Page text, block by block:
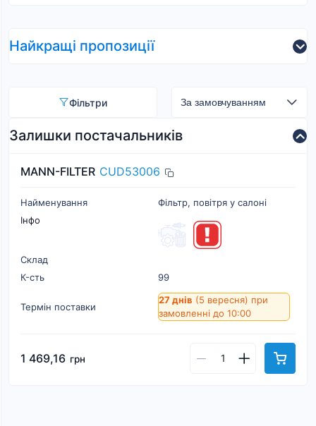
Найкращі пропозиції
Фільтри
Залишки постачальників
MANN-FILTER CUD53006
Найменування
Фільтр, повітря у салоні
Інфо
Склад
К-cть
99
Термін поставки
27 днів (5 вересня) при
замовленні до 10:00
1 469,16 грн